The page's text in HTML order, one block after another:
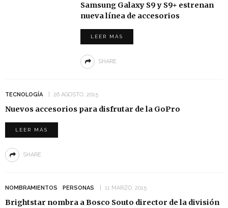
Samsung Galaxy S9 y S9+ estrenan
nueva línea de accesorios
LEER MÁS
SHARE
TECNOLOGÍA 26 AGOSTO, 2015
Nuevos accesorios para disfrutar de la GoPro
LEER MÁS
SHARE
NOMBRAMIENTOS PERSONAS 11 MARZO, 2015
Brightstar nombra a Bosco Souto director de la división